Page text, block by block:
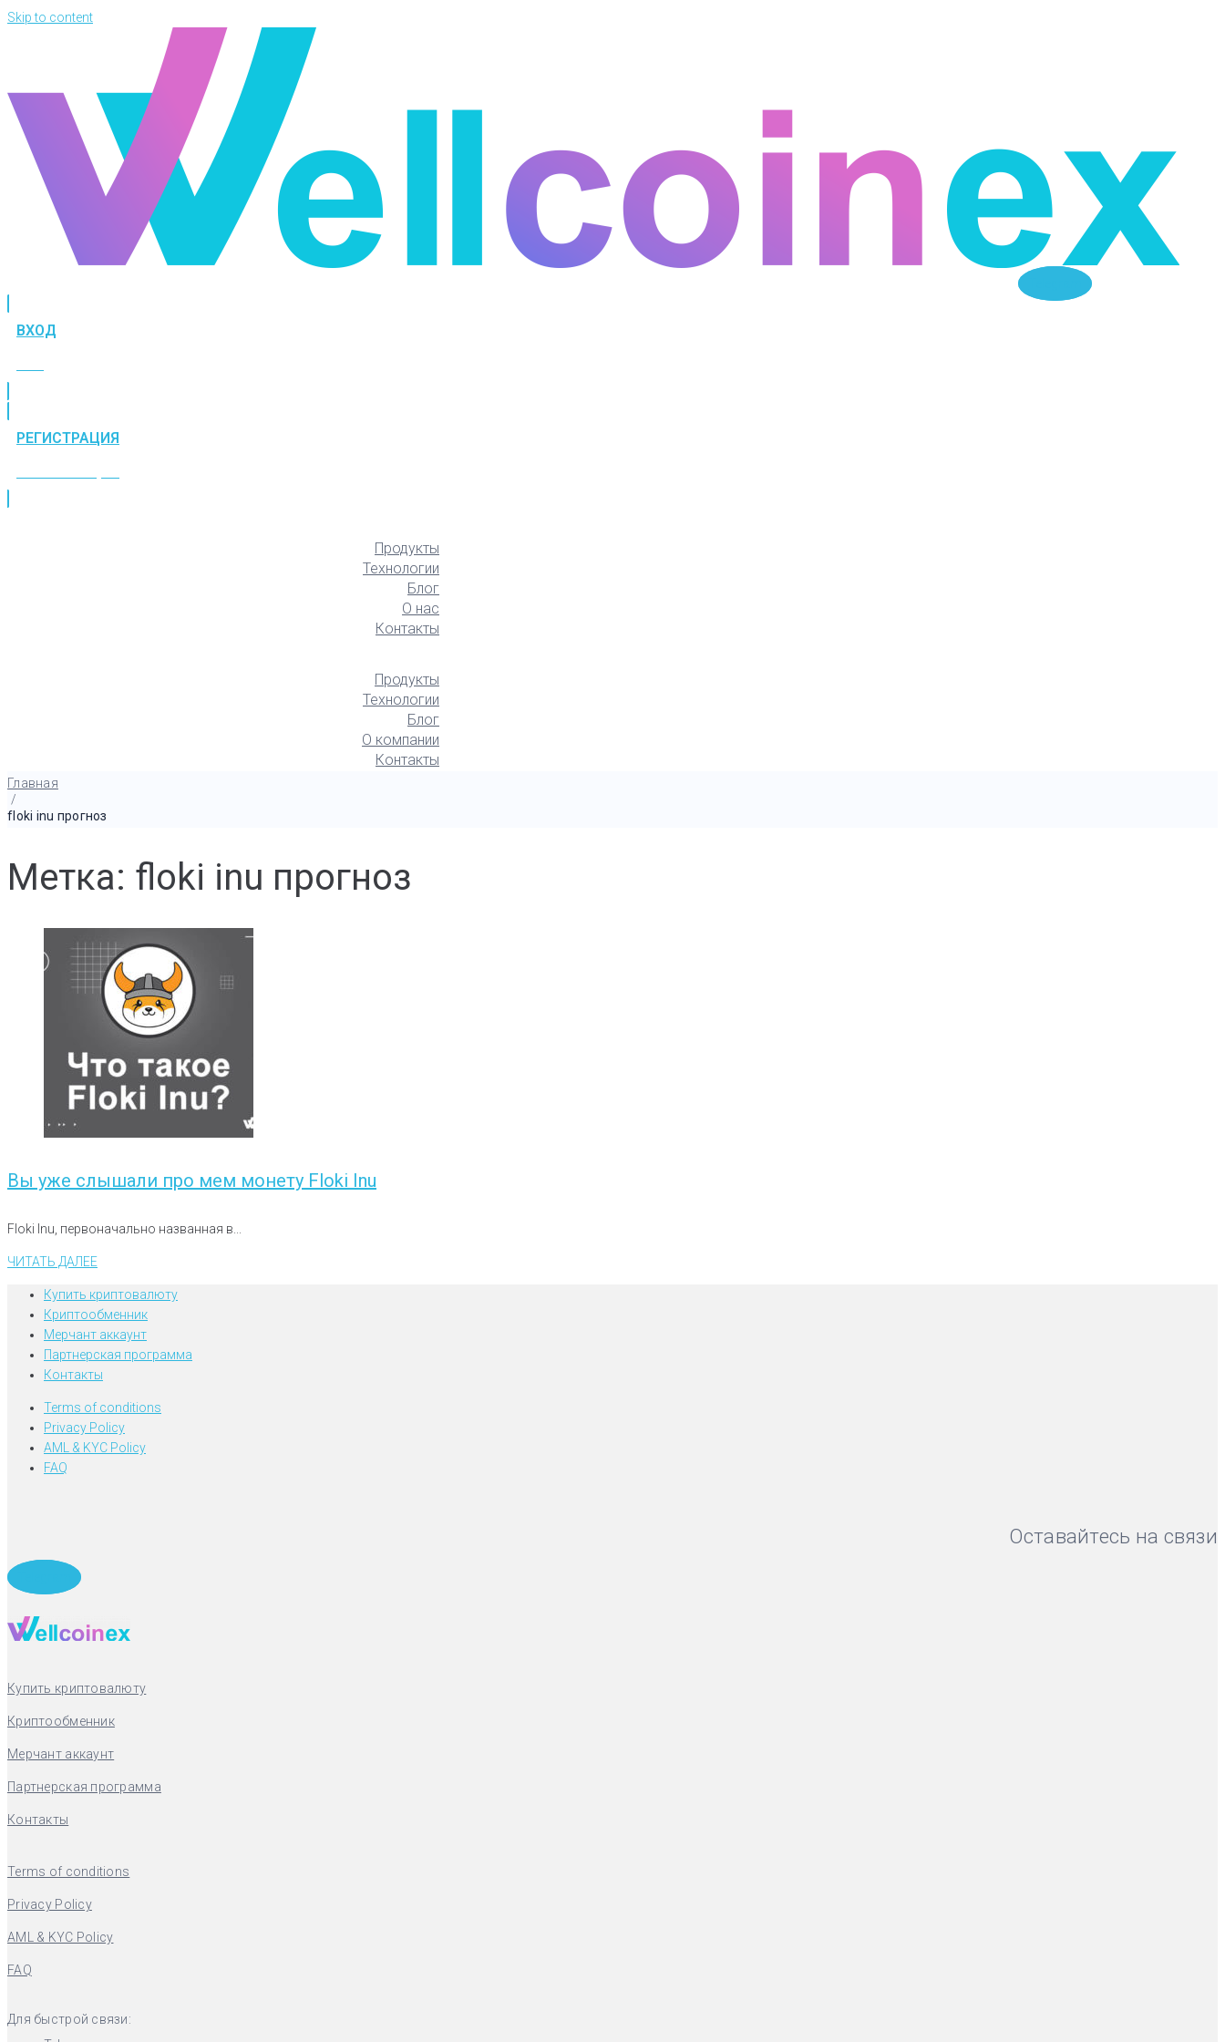
Skip to content
ВХОД
РЕГИСТРАЦИЯ
Продукты
Технологии
Блог
О нас
Контакты
Продукты
Технологии
Блог
О компании
Контакты
Главная
/
floki inu прогноз
Метка: floki inu прогноз
Вы уже слышали про мем монету Floki Inu
Floki Inu, первоначально названная в...
ЧИТАТЬ ДАЛЕЕ
Купить криптовалюту
Криптообменник
Мерчант аккаунт
Партнерская программа
Контакты
Terms of conditions
Privacy Policy
AML & KYC Policy
FAQ
Оставайтесь на связи
Купить криптовалюту
Криптообменник
Мерчант аккаунт
Партнерская программа
Контакты
Terms of conditions
Privacy Policy
AML & KYC Policy
FAQ
Для быстрой связи: